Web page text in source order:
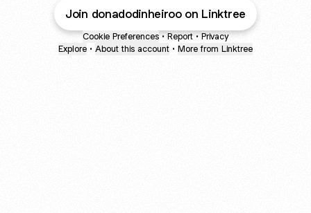
Join donadodinheiroo on Linktree
Cookie Preferences • Report • Privacy
Explore • About this account • More from Linktree